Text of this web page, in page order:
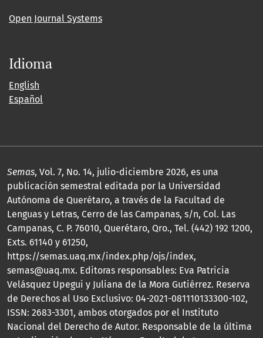
Open Journal Systems
Idioma
English
Español
Semas, Vol. 7, No. 14, julio-diciembre 2026, es una
publicación semestral editada por la Universidad
Autónoma de Querétaro, a través de la Facultad de
Lenguas y Letras, Cerro de las Campanas, s/n, Col. Las
Campanas, C. P. 76010, Querétaro, Qro., Tel. (442) 192 1200,
Exts. 61140 y 61250,
https://semas.uaq.mx/index.php/ojs/index,
semas@uaq.mx. Editoras responsables: Eva Patricia
Velásquez Upegui y Juliana de la Mora Gutiérrez. Reserva
de Derechos al Uso Exclusivo: 04-2021-081110133300-102,
ISSN: 2683-3301, ambos otorgados por el Instituto
Nacional del Derecho de Autor. Responsable de la última